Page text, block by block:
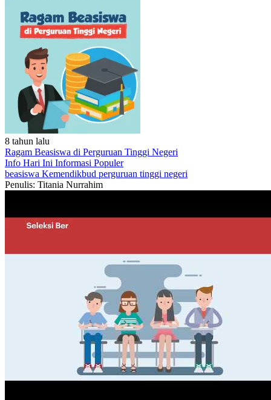
8 tahun lalu
Ragam Beasiswa di Perguruan Tinggi Negeri
Info Hari Ini Informasi Populer
beasiswa Kemendikbud perguruan tinggi negeri
Penulis: Titania Nurrahim